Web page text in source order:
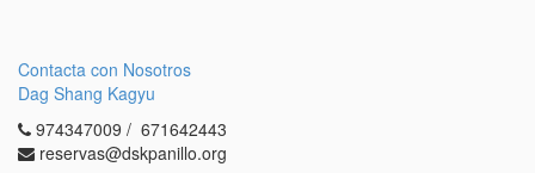
Contacta con Nosotros
Dag Shang Kagyu
974347009 / 671642443
reservas@dskpanillo.org